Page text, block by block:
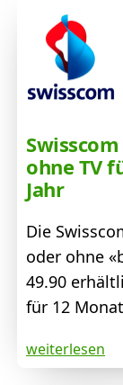
ohne TV
Jahr
Die
oder ohne
49.90
für 12
weiterlesen